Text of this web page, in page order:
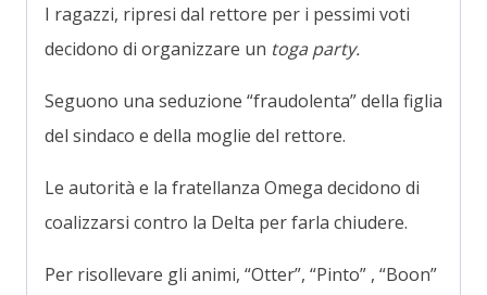
I ragazzi, ripresi dal rettore per i pessimi voti
decidono di organizzare un toga party.
Seguono una seduzione “fraudolenta” della figlia
del sindaco e della moglie del rettore.
Le autorità e la fratellanza Omega decidono di
coalizzarsi contro la Delta per farla chiudere.
Per risollevare gli animi, “Otter”, “Pinto” , “Boon”